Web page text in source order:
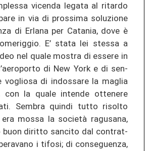
vi­cen­da le­ga­ta al ri­tar­do
in via di pros­si­ma so­lu­zio­ne
di Er­la­na per Ca­ta­nia, dove è
E’ stata lei st­es­sa a
nel quale mos­tra di es­se­re in
di New York e di sen­
voglio­sa di in­dos­sa­re la mag­lia
con la quale in­ten­de ot­te­ne­re
Sem­bra quin­di tutto ri­sol­to
mossa la società ra­gu­s­a­na,
buon di­rit­to san­ci­to dal con­tr­at­
i ti­fo­si; di consegue­n­za,